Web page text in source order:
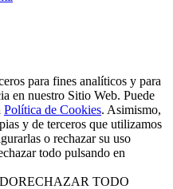
para fines analíticos y para
en nuestro Sitio Web. Puede
Política de Cookies. Asimismo,
y de terceros que utilizamos
o rechazar su uso
todo pulsando en
RECHAZAR TODO